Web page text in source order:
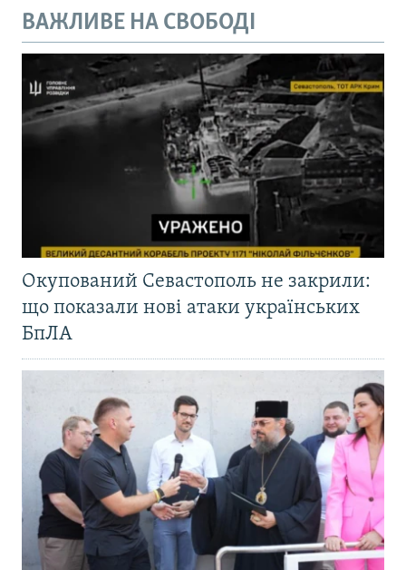
ВАЖЛИВЕ НА СВОБОДІ
Окупований Севастополь не закрили:
що показали нові атаки українських
БпЛА